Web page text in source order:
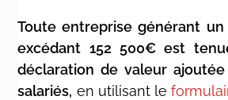
Toute entreprise générant un
excédant 152 500€ est
déclaration de valeur
salariés, en utilisant le